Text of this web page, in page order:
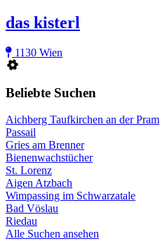
das kisterl
1130 Wien
Beliebte Suchen
Aichberg Taufkirchen an der Pram
Passail
Gries am Brenner
Bienenwachstücher
St. Lorenz
Aigen Atzbach
Wimpassing im Schwarzatale
Bad Vöslau
Riedau
Alle Suchen ansehen